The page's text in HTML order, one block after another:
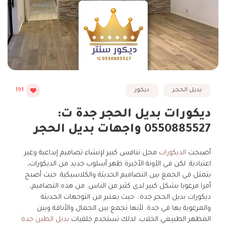
بديل الحجر ديكور 191
ديكورات بديل الحجر جدة ت:
0550885527 واجهات بديل الحجر
أصبحت الديكورات محل تنافس كبير لإنشاء تصاميم إبداعية وغير
اعتيادية. لكن في الآونة الأخيرة ظهر أسلوب جديد من الديكورات،
يتمثل في الجمع بين التصاميم الحديثة والكلاسيكية. حيث أصبح
أمرا مرغوبا بشكل كبير لدى كثير من الناس. من هذه التصاميم،
ديكورات بديل الحجر جدة. حيث يعتبر من التوجهات الحديثة
والمرغوبة بها في جدة. لأنها تجمع بين الجمال والأناقة وبين
المظهر الطبيعي الخلاب. لذلك تستخدم خلفيات بديل الطين جدة